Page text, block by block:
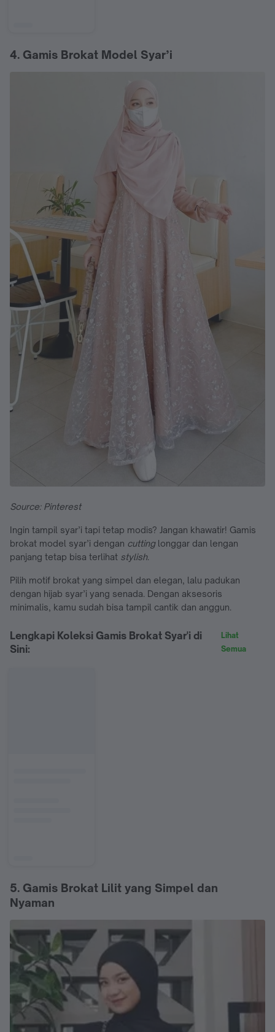
4. Gamis Brokat Model Syar’i
Source: Pinterest
Ingin tampil syar’i tapi tetap modis? Jangan khawatir! Gamis
brokat model syar’i dengan cutting longgar dan lengan
panjang tetap bisa terlihat stylish.
Pilih motif brokat yang simpel dan elegan, lalu padukan
dengan hijab syar’i yang senada. Dengan aksesoris
minimalis, kamu sudah bisa tampil cantik dan anggun.
Lengkapi Koleksi Gamis Brokat Syar'i di
Sini:
Lihat
Semua
5. Gamis Brokat Lilit yang Simpel dan
Nyaman